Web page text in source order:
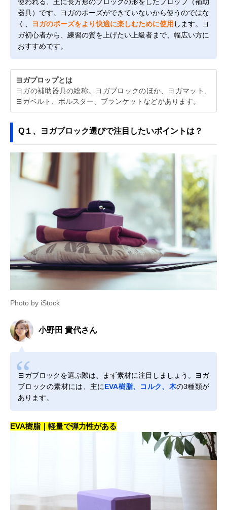
器具）です。ヨガのポーズができていないから使うのではな
く、
ヨガのポーズをより快適に楽しむために使用 します。ヨ
ガ初心者から、練習の質を上げたい上級者まで、幅広い方に
おすすめです。
ヨガプロップとは
ヨガの補助器具の総称。ヨガブロックのほか、ヨガマット、
ヨガベルト、ボルスター、ブランケットなどがあります。
Q１、ヨガブロック選びで注目したいポイントは？
Photo by iStock
小野田 貴代さん
ヨガブロックを選ぶ際は、まず素材に注目しましょう。ヨガ
ブロックの素材には、主にEVA樹脂、コルク、木の3種類が
あります。
EVA樹脂｜軽量で弾力性がある